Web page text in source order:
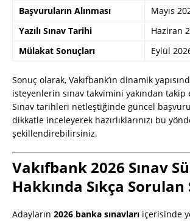
Başvuruların Alınması
Mayıs
Yazılı Sınav Tarihi
Haziran
Mülakat Sonuçları
Eylül
Sonuç olarak, Vakıfbank’ın dinamik
isteyenlerin sınav takvimini yakından takip
Sınav tarihleri netleştiğinde güncel
dikkatle inceleyerek hazırlıklarınızı bu
şekillendirebilirsiniz.
Vakıfbank 2026 Sınav
Hakkında Sıkça
Adayların 2026 banka sınavları içerisinde